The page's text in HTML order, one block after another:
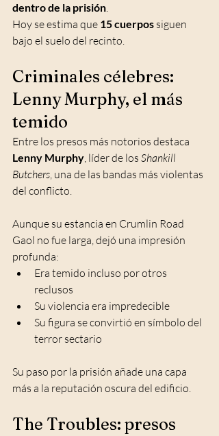
dentro de la prisión.
Hoy se estima que 15 cuerpos siguen
bajo el suelo del recinto.
Criminales célebres:
Lenny Murphy, el más
temido
Entre los presos más notorios destaca
Lenny Murphy, líder de los Shankill
Butchers, una de las bandas más violentas
del conflicto.
Aunque su estancia en Crumlin Road
Gaol no fue larga, dejó una impresión
profunda:
Era temido incluso por otros
reclusos
Su violencia era impredecible
Su figura se convirtió en símbolo del
terror sectario
Su paso por la prisión añade una capa
más a la reputación oscura del edificio.
The Troubles: presos